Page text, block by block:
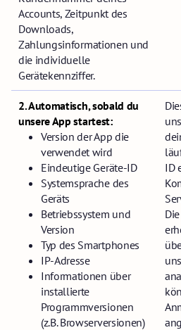
Accounts, Zeitpunkt des
Downloads,
Zahlungsinformationen und
die individuelle
Gerätekennziffer.
2. Automatisch, sobald du
unsere App startest:
Version der App die
verwendet wird
Eindeutige Geräte-ID
Systemsprache des
Geräts
Betriebssystem und
Version
Typ des Smartphones
IP-Adresse
Informationen über
installierte
Programmversionen
(z.B. Browserversionen)
ID